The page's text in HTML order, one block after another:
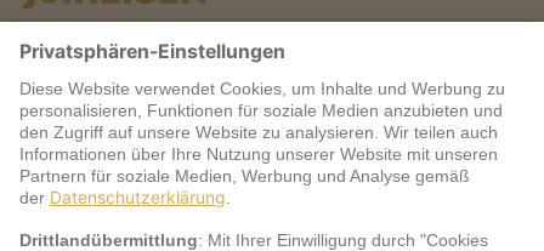
Warum jö?
Service
jö Bonus Club Partner